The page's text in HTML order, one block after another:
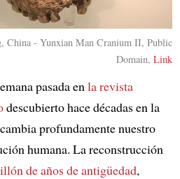
China - Yunxian Man Cranium II, Public
Domain,Link
pasada en la revista
descubierto hace décadas en la
profundamente nuestro
humana. La reconstrucción
de años de antigüedad,